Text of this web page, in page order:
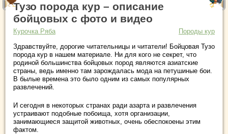
Тузо порода кур – описание
бойцовых с фото и видео
Курочка Ряба
Породы кур
Здравствуйте, дорогие читательницы и читатели! Бойцовая Тузо
порода кур в нашем материале. Ни для кого не секрет, что
родиной большинства бойцовых пород являются азиатские
страны, ведь именно там зарождалась мода на петушиные бои.
В былые времена это было одним из самых популярных
развлечений.
И сегодня в некоторых странах ради азарта и развлечения
устраивают подобные побоища, хотя организации,
занимающиеся защитой животных, очень обеспокоены этим
фактом.